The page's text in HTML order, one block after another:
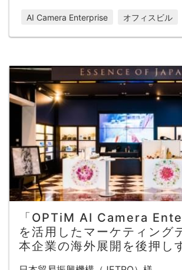
AI Camera Enterprise オフィスビル
「OPTiM AI Camera
を活用したマーケティング
本企業の海外展開を後押し